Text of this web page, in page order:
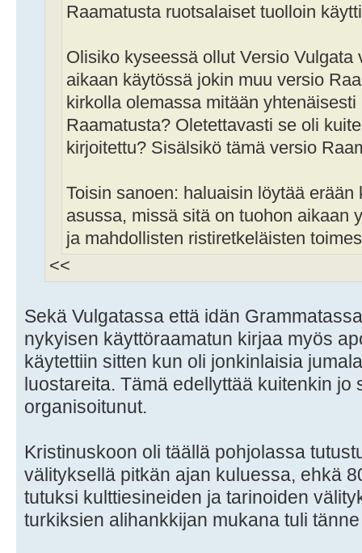
Raamatusta ruotsalaiset tuolloin
Olisiko kyseessä ollut Versio
aikaan käytössä jokin muu versio
kirkolla olemassa mitään
Raamatusta? Oletettavasti se oli
kirjoitettu? Sisälsikö tämä versio
Toisin sanoen: haluaisin löytää
asussa, missä sitä on tuohon aikaan
ja mahdollisten ristiretkeläisten
<<
Sekä Vulgatassa että idän
nykyisen käyttöraamatun kirjaa myös
käytettiin sitten kun oli jonkinlaisia
luostareita. Tämä edellyttää kuitenkin jo
organisoitunut.
Kristinuskoon oli täällä pohjolassa
välityksellä pitkän ajan kuluessa, ehkä
tutuksi kulttiesineiden ja tarinoiden
turkiksien alihankkijan mukana tuli